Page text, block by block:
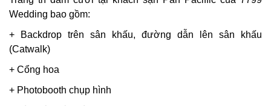
Wedding bao gồm:
+ Backdrop trên sân khấu, đường dẫn lên sân khấu
(Catwalk)
+ Cổng hoa
+ Photobooth chụp hình